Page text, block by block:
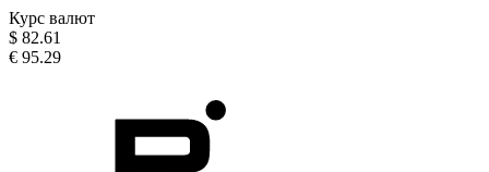
Курс валют
$ 82.61
€ 95.29